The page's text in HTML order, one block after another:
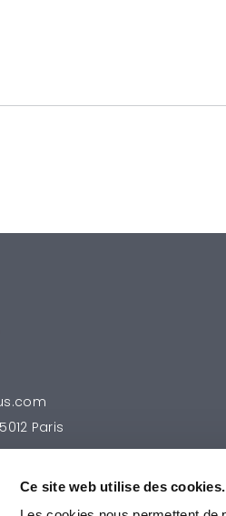
Ce site web utilise des cookies.
Paris